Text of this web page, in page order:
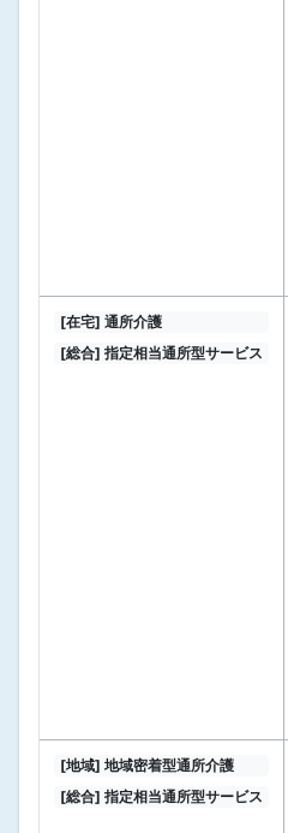
[在宅] 通所介護
[総合] 指定相当通所型サービス
[地域] 地域密着型通所介護
[総合] 指定相当通所型サービス